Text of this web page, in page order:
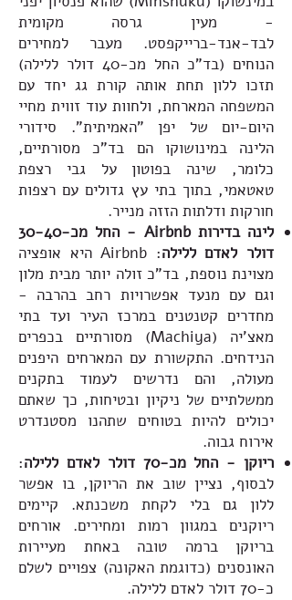
- מעין גרסה מקומית
לבד-אנד-ברייקפסט. מעבר למחירים
הנוחים (בד"כ החל מכ-40 דולר ללילה)
תזכו ללון תחת אותה קורת גג יחד עם
המשפחה המארחת, ולחוות עוד זווית מחיי
היום-יום של יפן "האמיתית". סידורי
הלינה במינושוקו הם בד"כ מסורתיים,
כלומר, שינה בפוטון על גבי רצפת
טאטאמי, בתוך בתי עץ גדולים עם רצפות
חורקות ודלתות הזזה מנייר.
לינה בדירות Airbnb - החל מכ-30-40
דולר לאדם ללילה
: Airbnb היא אופציה
מצוינת נוספת, בד"כ זולה יותר מבית מלון
וגם עם מנעד אפשרויות רחב בהרבה -
מחדרים קטנטנים במרכז העיר ועד בתי
מאצ'יה (Machiya) מסורתיים בכפרים
הנידחים. התקשורת עם המארחים היפנים
מעולה, והם נדרשים לעמוד בתקנים
ממשלתיים של ניקיון ובטיחות, כך שאתם
יכולים להיות בטוחים שתהנו מסטנדרט
אירוח גבוה.
ריוקן - החל מכ-70 דולר לאדם ללילה
:
לבסוף, נציין שוב את הריוקן, בו אפשר
ללון גם בלי לקחת משכנתא. קיימים
ריוקנים במגוון רמות ומחירים. אורחים
בריוקן ברמה טובה באחת מעיירות
האונסנים (כדוגמת האקונה) צפויים לשלם
כ-70 דולר לאדם ללילה.